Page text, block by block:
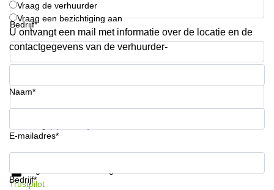
Locaux
commerciaux
à louer en
Bruxelles
Kantoor
Niklaas
Bedrijf*
Telefoonnummer*
Vraag de verhuurder
Vraag een bezichtiging aan
U ontvangt een mail met informatie over de locatie en de
contactgegevens van de verhuurder-
Naam*
E-mailadres*
Bedrijf*
Krijg informatie en prijzen
Trustpilot